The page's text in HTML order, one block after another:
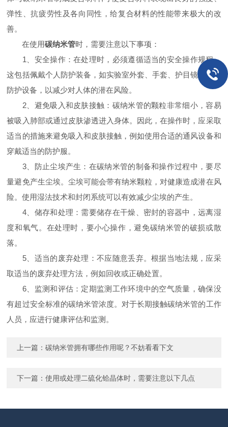
弹性、抗疲劳性及各向同性，给复合材料的性能带来极大的改
善。
在使用碳纳米管时，需要注意以下事项：
1、安全操作：在处理时，必须遵循适当的安全操作规程。
这包括佩戴个人防护装备，如实验室外套、手套、护目镜和呼吸
防护设备，以减少对人体的潜在风险。
2、避免吸入和皮肤接触：碳纳米管的颗粒非常细小，容易
被吸入肺部或通过皮肤渗透进入身体。因此，在操作时，应采取
适当的措施来避免吸入和皮肤接触，例如使用合适的通风设备和
穿戴适当的防护服。
3、防止尘埃产生：在碳纳米管的制备和操作过程中，要尽
量避免产生尘埃。尘埃可能会带有纳米颗粒，对健康造成潜在风
险。使用湿法技术和封闭系统可以有效减少尘埃的产生。
4、储存和处理：需要储存在干燥、密封的容器中，远离湿
度和氧气。在处理时，要小心操作，避免碳纳米管的破损或散
落。
5、适当的废弃处理：不应随意丢弃。根据当地法规，应采
取适当的废弃处理方法，例如回收或正确处置。
6、监测和评估：定期监测工作环境中的空气质量，确保没
有超过安全标准的碳纳米管浓度。对于长期接触碳纳米管的工作
人员，应进行健康评估和监测。
上一篇：碳纳米管拥有哪些作用呢？不妨看看下文
下一篇：使用或处理二硫化铪晶体时，需要注意以下几点